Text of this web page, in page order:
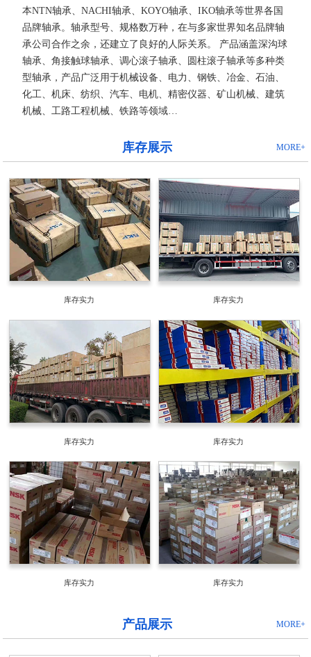
本NTN轴承、NACHI轴承、KOYO轴承、IKO轴承等世界各国
品牌轴承。轴承型号、规格数万种，在与多家世界知名品牌轴
承公司合作之余，还建立了良好的人际关系。 产品涵盖深沟球
轴承、角接触球轴承、调心滚子轴承、圆柱滚子轴承等多种类
型轴承，产品广泛用于机械设备、电力、钢铁、冶金、石油、
化工、机床、纺织、汽车、电机、精密仪器、矿山机械、建筑
机械、工路工程机械、铁路等领域…
MORE+
库存展示
库存实力 库存实力
库存实力 库存实力
库存实力 库存实力
MORE+
产品展示